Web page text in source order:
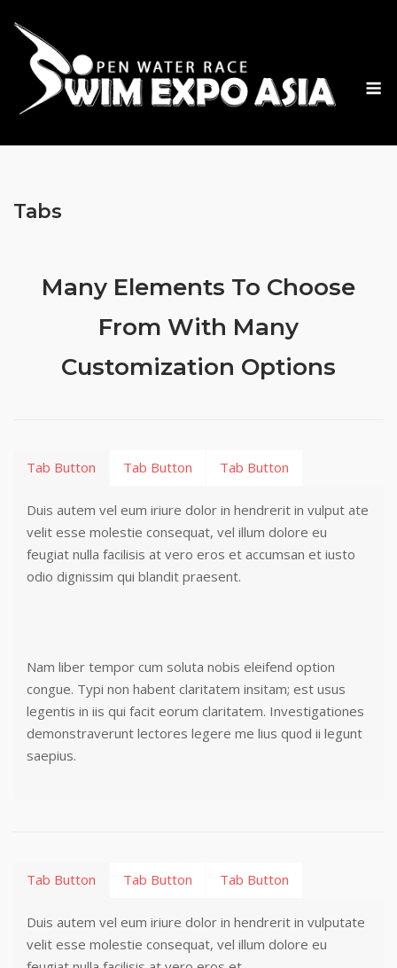
content
Tabs
Many Elements To Choose
From With Many
Customization Options
Tab Button Tab Button Tab Button
Duis autem vel eum iriure dolor in hendrerit in vulput ate
velit esse molestie consequat, vel illum dolore eu
feugiat nulla facilisis at vero eros et accumsan et iusto
odio dignissim qui blandit praesent.
Nam liber tempor cum soluta nobis eleifend option
congue. Typi non habent claritatem insitam; est usus
legentis in iis qui facit eorum claritatem. Investigationes
demonstraverunt lectores legere me lius quod ii legunt
saepius.
Tab Button Tab Button Tab Button
Duis autem vel eum iriure dolor in hendrerit in vulputate
velit esse molestie consequat, vel illum dolore eu